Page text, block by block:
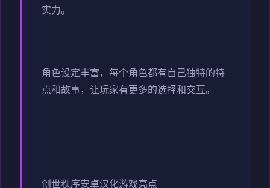
实力。
角色设定丰富，每个角色都有自己独特的特
点和故事，让玩家有更多的选择和交互。
创世秩序安卓汉化游戏亮点